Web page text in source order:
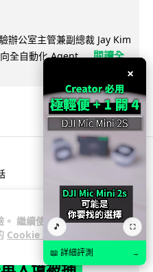
。 繼續使用
Cookie 政
辦公室主管兼副總裁 Jay Kim
全自動化 Agent... 閱讀全
據為己有被的士
×
🎵 ⛶
📖 詳細評測 →